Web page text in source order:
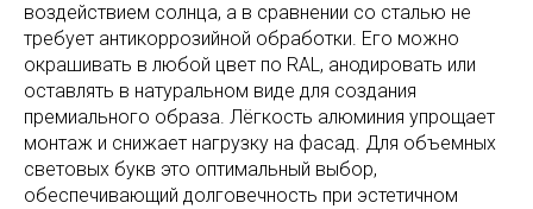
воздействием солнца, а в сравнении со сталью не
требует антикоррозийной обработки. Его можно
окрашивать в любой цвет по RAL, анодировать или
оставлять в натуральном виде для создания
премиального образа. Лёгкость алюминия упрощает
монтаж и снижает нагрузку на фасад. Для объемных
световых букв это оптимальный выбор,
обеспечивающий долговечность при эстетичном